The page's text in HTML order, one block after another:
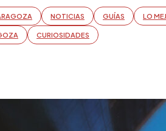
NOTICIAS GUÍAS LO
CURIOSIDADES